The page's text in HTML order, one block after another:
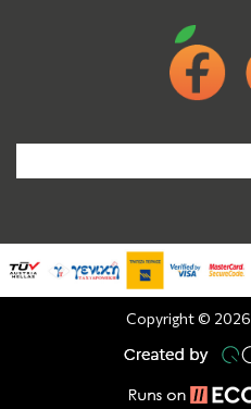
Copyright © 2026